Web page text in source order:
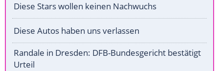
Diese Stars wollen keinen Nachwuchs
Diese Autos haben uns verlassen
Randale in Dresden: DFB-Bundesgericht bestätigt
Urteil